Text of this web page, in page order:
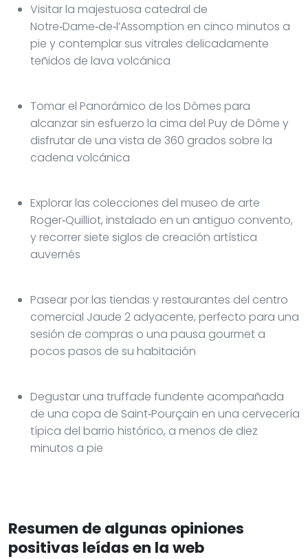
Visitar la majestuosa catedral de
Notre‑Dame‑de‑l’Assomption en cinco minutos a
pie y contemplar sus vitrales delicadamente
teñidos de lava volcánica
Tomar el Panorámico de los Dômes para
alcanzar sin esfuerzo la cima del Puy de Dôme y
disfrutar de una vista de 360 grados sobre la
cadena volcánica
Explorar las colecciones del museo de arte
Roger‑Quilliot, instalado en un antiguo convento,
y recorrer siete siglos de creación artística
auvernés
Pasear por las tiendas y restaurantes del centro
comercial Jaude 2 adyacente, perfecto para una
sesión de compras o una pausa gourmet a
pocos pasos de su habitación
Degustar una truffade fundente acompañada
de una copa de Saint‑Pourçain en una cervecería
típica del barrio histórico, a menos de diez
minutos a pie
Resumen de algunas opiniones
positivas leídas en la web